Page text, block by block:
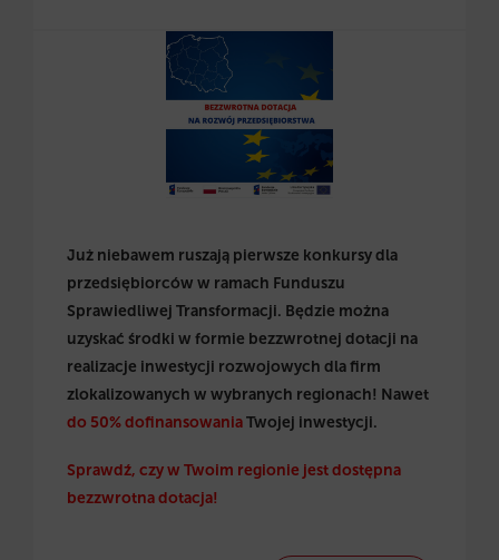
Już niebawem ruszają pierwsze konkursy dla
przedsiębiorców w ramach Funduszu
Sprawiedliwej Transformacji. Będzie można
uzyskać środki w formie bezzwrotnej dotacji na
realizacje inwestycji rozwojowych dla firm
zlokalizowanych w wybranych regionach! Nawet
do 50%dofinansowaniaTwojej inwestycji.
Sprawdź, czy w Twoim regionie jest dostępna
bezzwrotna dotacja!